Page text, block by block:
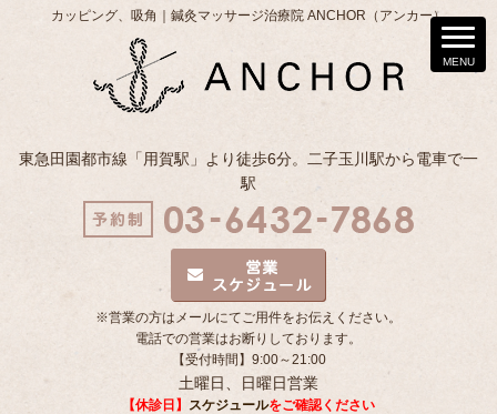
カッピング、吸角｜鍼灸マッサージ治療院 ANCHOR（アンカー）
東急田園都市線「用賀駅」より徒歩6分。二子玉川駅から電車で一
駅
※営業の方はメールにてご用件をお伝えください。
電話での営業はお断りしております。
【受付時間】9:00～21:00
土曜日、日曜日営業
【休診日】 スケジュールをご確認ください